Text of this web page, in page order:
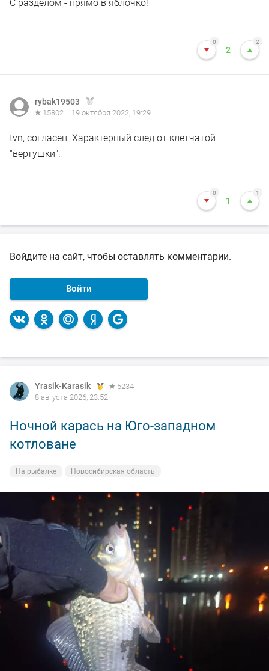
С разделом - прямо в яблочко!
0
2
2
rybak19503
15802 19 октября 2022, 19:29
tvn, согласен. Характерный след от клетчатой
"вертушки".
0
1
1
Войдите на сайт, чтобы оставлять комментарии.
Войти
Yrasik-Karasik
5234
8 августа 2026, 23:52
Ночной карась на Юго-западном
котловане
На рыбалке Новосибирская область